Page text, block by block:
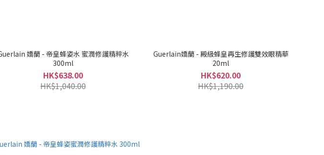
嬌蘭 - 帝皇蜂姿水 蜜潤修護精粹水
300ml
HK$638.00
HK$1,040.00
Guerlain嬌蘭 - 殿級蜂皇再生修護雙效眼精華
20ml
HK$620.00
HK$1,190.00